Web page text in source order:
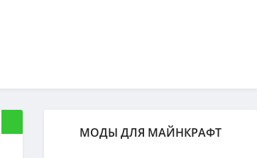
МОДЫ ДЛЯ МАЙНКРАФТ